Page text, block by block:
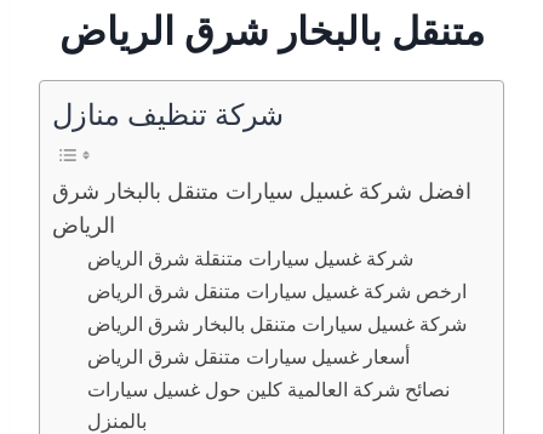
متنقل بالبخار شرق الرياض
شركة تنظيف منازل
افضل شركة غسيل سيارات متنقل بالبخار شرق
الرياض
شركة غسيل سيارات متنقلة شرق الرياض
ارخص شركة غسيل سيارات متنقل شرق الرياض
شركة غسيل سيارات متنقل بالبخار شرق الرياض
أسعار غسيل سيارات متنقل شرق الرياض
نصائح شركة العالمية كلين حول غسيل سيارات
بالمنزل